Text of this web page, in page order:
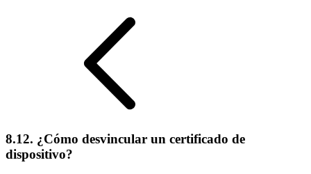
8.12. ¿Cómo desvincular un certificado de
dispositivo?